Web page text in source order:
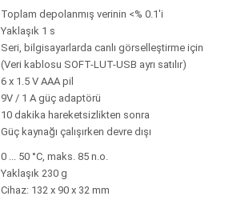
Toplam depolanmış verinin <% 0.1'i
Yaklaşık 1 s
Seri, bilgisayarlarda canlı görselleştirme için
(Veri kablosu SOFT-LUT-USB ayrı satılır)
6 x 1.5 V AAA pil
9V / 1 A güç adaptörü
10 dakika hareketsizlikten sonra
Güç kaynağı çalışırken devre dışı
0 ... 50 °C, maks. 85 n.o.
Yaklaşık 230 g
Cihaz: 132 x 90 x 32 mm